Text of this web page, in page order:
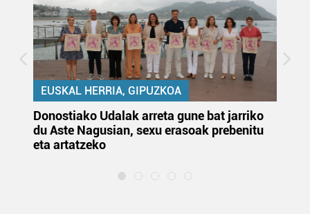
EUSKAL HERRIA, GIPUZKOA
Donostiako Udalak arreta gune bat jarriko
du Aste Nagusian, sexu erasoak prebenitu
eta artatzeko